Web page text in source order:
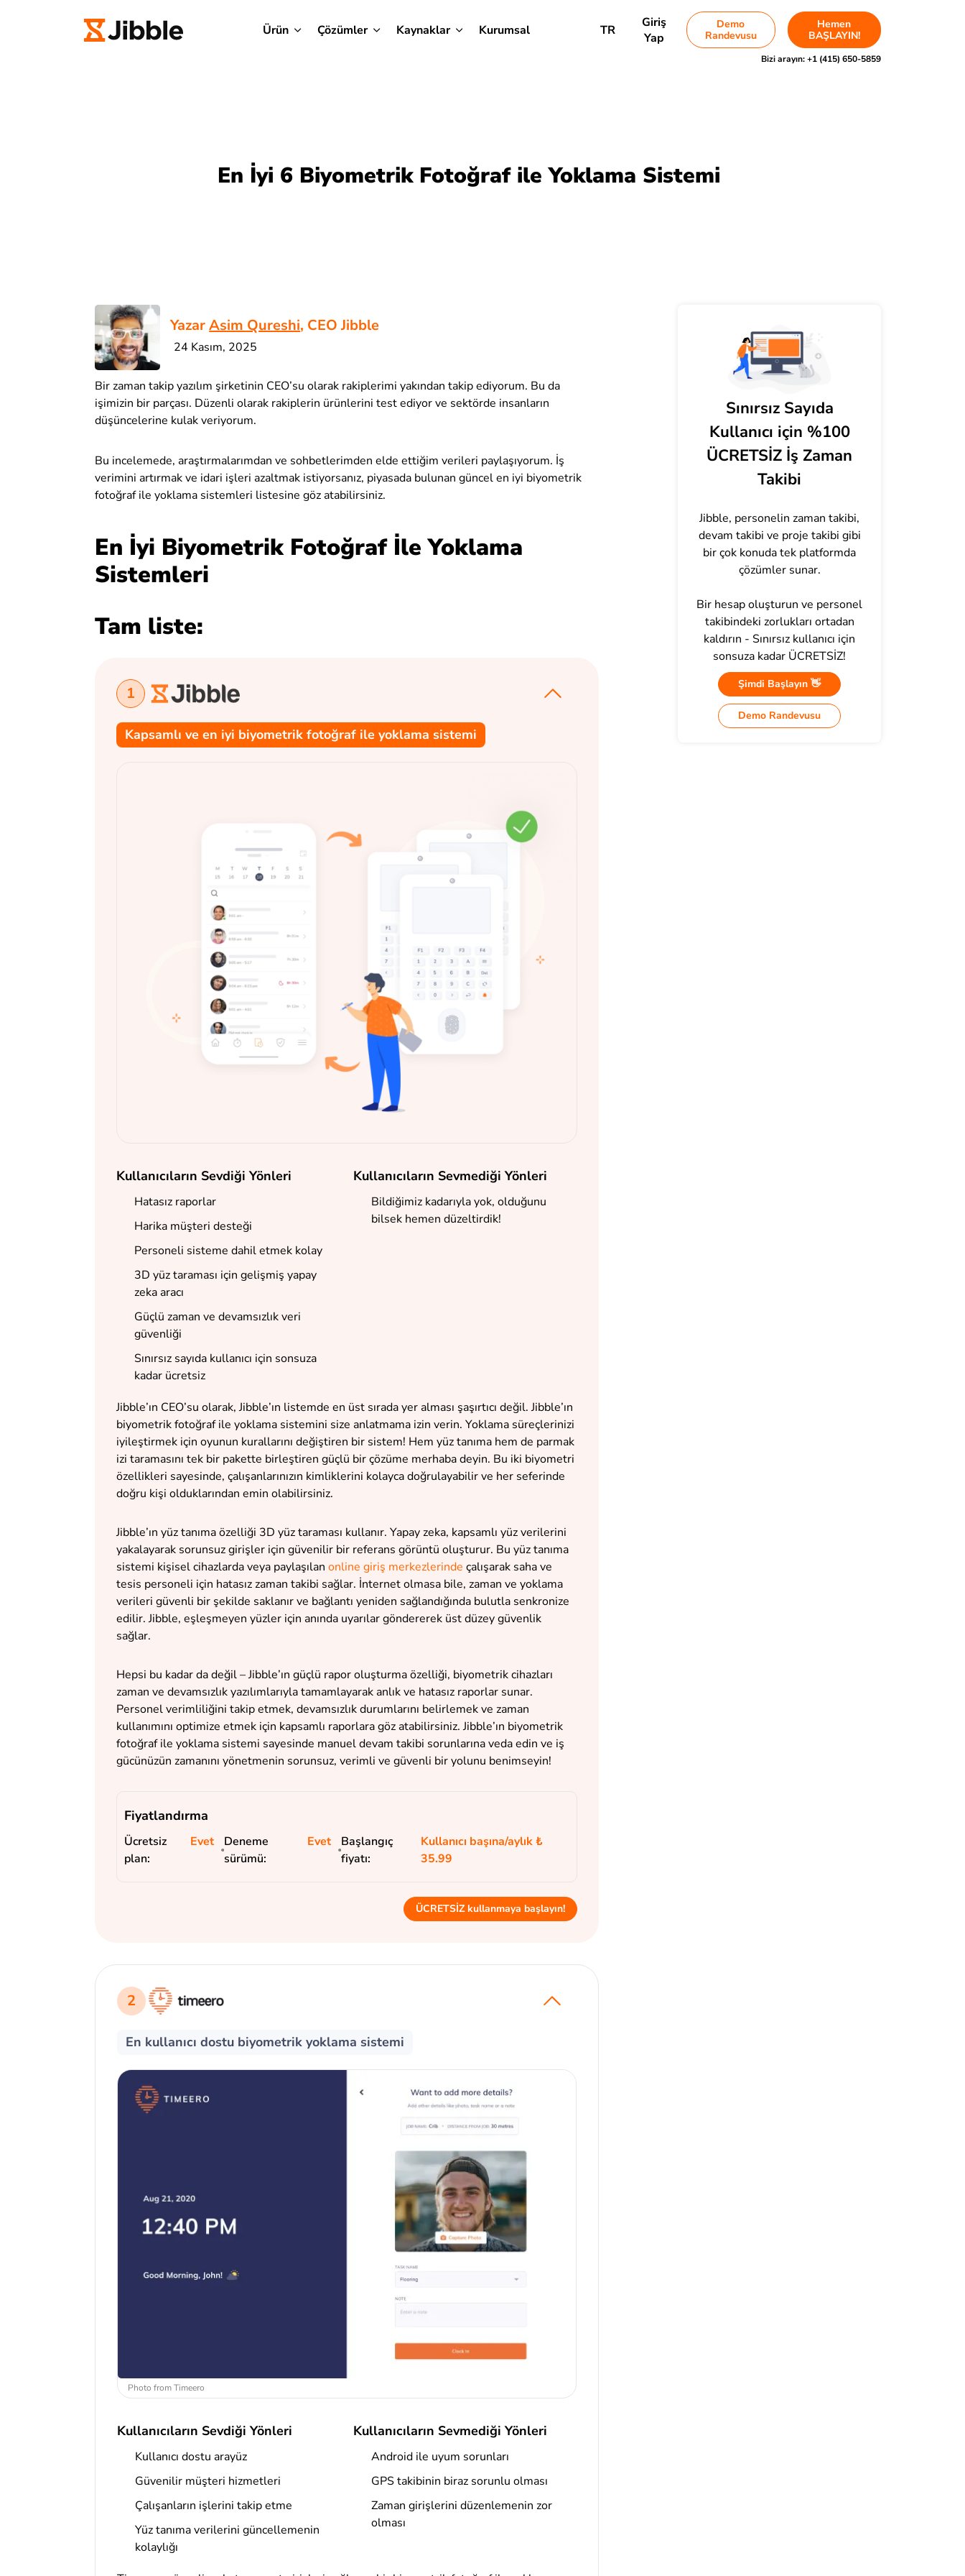
Ürün Çözümler Kaynaklar Kurumsal TR
Giriş
Yap
Demo
Randevusu
Hemen
BAŞLAYIN!
Bizi arayın:+1 (415) 650-5859
En İyi 6 Biyometrik Fotoğraf ile Yoklama Sistemi
YazarAsim Qureshi, CEO Jibble
24 Kasım, 2025
Bir zaman takip yazılım şirketinin CEO’su olarak rakiplerimi yakından takip ediyorum. Bu da
işimizin bir parçası. Düzenli olarak rakiplerin ürünlerini test ediyor ve sektörde insanların
düşüncelerine kulak veriyorum.
Bu incelemede, araştırmalarımdan ve sohbetlerimden elde ettiğim verileri paylaşıyorum. İş
verimini artırmak ve idari işleri azaltmak istiyorsanız, piyasada bulunan güncel en iyi biyometrik
fotoğraf ile yoklama sistemleri listesine göz atabilirsiniz.
En İyi Biyometrik Fotoğraf İle Yoklama
Sistemleri
Tam liste:
1
Kapsamlı ve en iyi biyometrik fotoğraf ile yoklama sistemi
Kullanıcıların Sevdiği Yönleri
Hatasız raporlar
Harika müşteri desteği
Personeli sisteme dahil etmek kolay
3D yüz taraması için gelişmiş yapay
zeka aracı
Güçlü zaman ve devamsızlık veri
güvenliği
Sınırsız sayıda kullanıcı için sonsuza
kadar ücretsiz
Kullanıcıların Sevmediği Yönleri
Bildiğimiz kadarıyla yok, olduğunu
bilsek hemen düzeltirdik!
Jibble’ın CEO’su olarak, Jibble’ın listemde en üst sırada yer alması şaşırtıcı değil. Jibble’ın
biyometrik fotoğraf ile yoklama sistemini size anlatmama izin verin. Yoklama süreçlerinizi
iyileştirmek için oyunun kurallarını değiştiren bir sistem! Hem yüz tanıma hem de parmak
izi taramasını tek bir pakette birleştiren güçlü bir çözüme merhaba deyin. Bu iki biyometri
özellikleri sayesinde, çalışanlarınızın kimliklerini kolayca doğrulayabilir ve her seferinde
doğru kişi olduklarından emin olabilirsiniz.
Jibble’ın yüz tanıma özelliği 3D yüz taraması kullanır. Yapay zeka, kapsamlı yüz verilerini
yakalayarak sorunsuz girişler için güvenilir bir referans görüntü oluşturur. Bu yüz tanıma
sistemi kişisel cihazlarda veya paylaşılan online giriş merkezlerinde çalışarak saha ve
tesis personeli için hatasız zaman takibi sağlar. İnternet olmasa bile, zaman ve yoklama
verileri güvenli bir şekilde saklanır ve bağlantı yeniden sağlandığında bulutla senkronize
edilir. Jibble, eşleşmeyen yüzler için anında uyarılar göndererek üst düzey güvenlik
sağlar.
Hepsi bu kadar da değil – Jibble’ın güçlü rapor oluşturma özelliği, biyometrik cihazları
zaman ve devamsızlık yazılımlarıyla tamamlayarak anlık ve hatasız raporlar sunar.
Personel verimliliğini takip etmek, devamsızlık durumlarını belirlemek ve zaman
kullanımını optimize etmek için kapsamlı raporlara göz atabilirsiniz. Jibble’ın biyometrik
fotoğraf ile yoklama sistemi sayesinde manuel devam takibi sorunlarına veda edin ve iş
gücünüzün zamanını yönetmenin sorunsuz, verimli ve güvenli bir yolunu benimseyin!
Fiyatlandırma
Ücretsiz
plan:
Evet
Deneme
sürümü:
Evet
Başlangıç
fiyatı:
Kullanıcı başına/aylık ₺
35.99
ÜCRETSİZ kullanmaya başlayın!
2
En kullanıcı dostu biyometrik yoklama sistemi
Photo from Timeero
Kullanıcıların Sevdiği Yönleri
Kullanıcı dostu arayüz
Güvenilir müşteri hizmetleri
Çalışanların işlerini takip etme
Yüz tanıma verilerini güncellemenin
kolaylığı
Kullanıcıların Sevmediği Yönleri
Android ile uyum sorunları
GPS takibinin biraz sorunlu olması
Zaman girişlerini düzenlemenin zor
olması
Sınırsız Sayıda
Kullanıcı için %100
ÜCRETSİZ İş Zaman
Takibi
Jibble, personelin zaman takibi,
devam takibi ve proje takibi gibi
bir çok konuda tek platformda
çözümler sunar.
Bir hesap oluşturun ve personel
takibindeki zorlukları ortadan
kaldırın - Sınırsız kullanıcı için
sonsuza kadar ÜCRETSİZ!
Şimdi Başlayın 👋
Demo Randevusu